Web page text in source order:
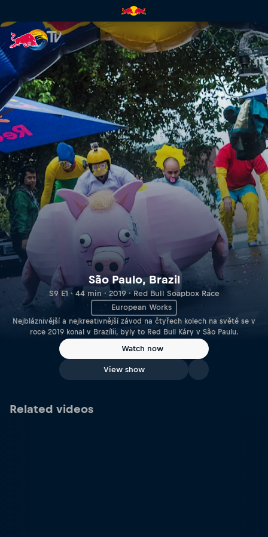
São Paulo, Brazil | Red Bull TV
São Paulo, Brazil
S9 E1 · 44 min · 2019 · Red Bull Soapbox Race
European Works
Nejbláznivější a nejkreativnější závod na čtyřech kolech na světě se v
roce 2019 konal v Brazílii, byly to Red Bull Káry v São Paulu.
Watch now
View show
Related videos